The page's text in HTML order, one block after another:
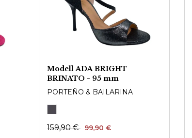
Modell ADA BRIGHT
BRINATO - 95 mm
PORTEÑO & BAILARINA
159,90 € 99,90 €